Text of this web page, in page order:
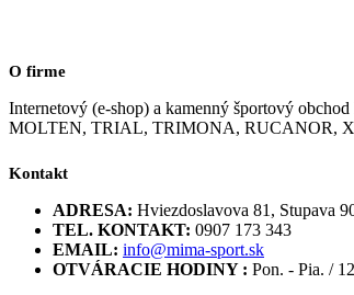
O firme
Internetový (e-shop) a kamenný športový
MOLTEN, TRIAL, TRIMONA, RUCANOR,
Kontakt
ADRESA: Hviezdoslavova 81, Stupava
TEL. KONTAKT: 0907 173 343
EMAIL: info@mima-sport.sk
OTVÁRACIE HODINY : Pon. - Pia. /